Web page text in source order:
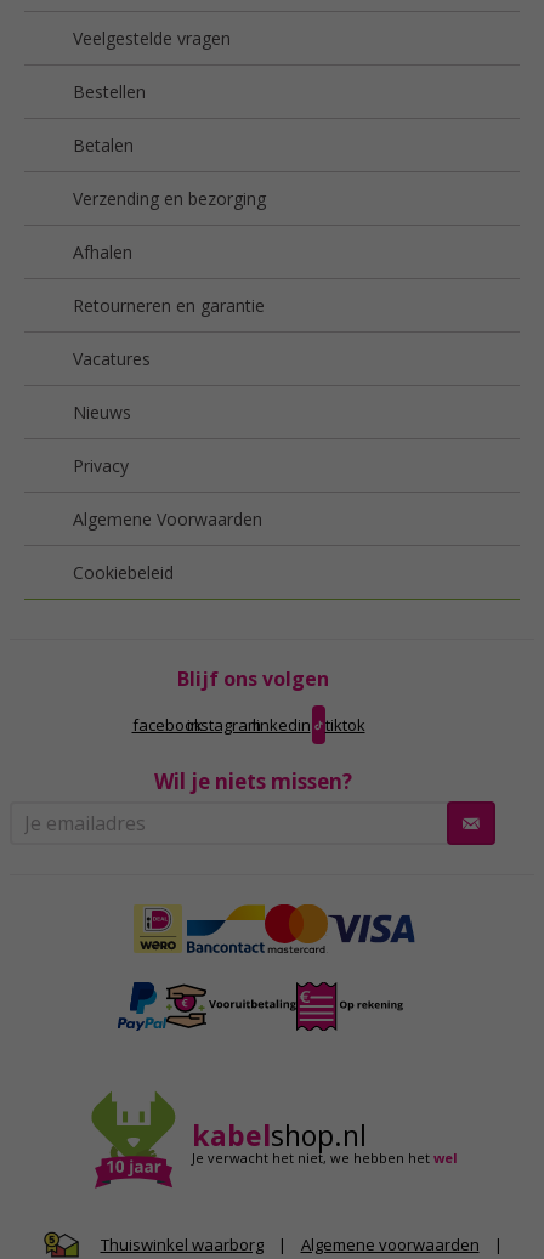
Veelgestelde vragen
Bestellen
Betalen
Verzending en bezorging
Afhalen
Retourneren en garantie
Vacatures
Nieuws
Privacy
Algemene Voorwaarden
Cookiebeleid
Blijf ons volgen
facebookinstagramlinkedin tiktok
Wil je niets missen?
kabelshop.nl
Je verwacht het niet,we hebben hetwel
Thuiswinkel waarborg | Algemene voorwaarden |